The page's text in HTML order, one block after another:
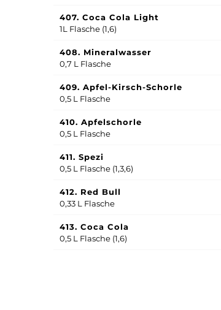
407. Coca Cola Light
1L Flasche (1,6)
408. Mineralwasser
0,7 L Flasche
409. Apfel-Kirsch-Schorle
0,5 L Flasche
410. Apfelschorle
0,5 L Flasche
411. Spezi
0,5 L Flasche (1,3,6)
412. Red Bull
0,33 L Flasche
413. Coca Cola
0,5 L Flasche (1,6)